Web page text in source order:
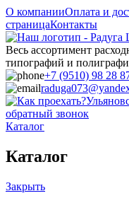
О компанииОплата и
страницаКонтакты
Весь ассортимент
типографий и
+7 (9510) 98 28
обратный звонок
Каталог
Каталог
Закрыть